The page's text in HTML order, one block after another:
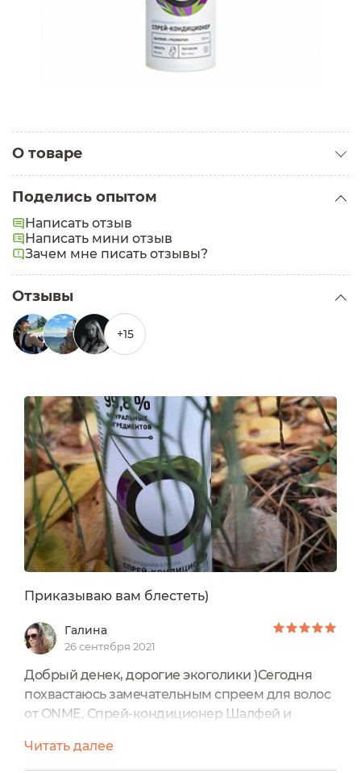
О товаре
Проблемы:
Тусклые волосы,Секущиеся кончики
Поделись опытом
Написать отзыв
Написать мини отзыв
Зачем мне писать отзывы?
Отзывы
+15
Приказываю вам блестеть)
Галина
26 сентября 2021
Добрый денек, дорогие экоголики )Сегодня
похвастаюсь замечательным спреем для волос
от ONME. Спрей-кондиционер Шалфей и
благодаря этому спрею)Знакомство с брендом
Читать далее